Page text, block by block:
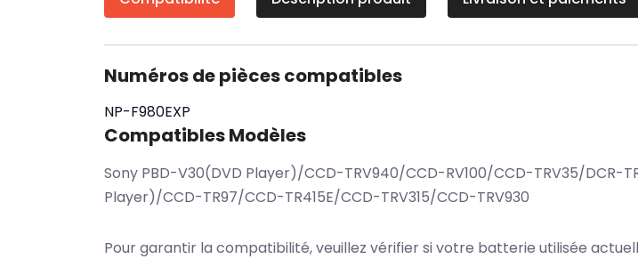
Numéros de pièces compatibles
NP-F980EXP
Compatibles Modèles
Sony PBD-V30(DVD Player)/CCD-TRV940/CCD-RV100/CCD-TRV35/DCR-
Player)/CCD-TR97/CCD-TR415E/CCD-TRV315/CCD-TRV930
Pour garantir la compatibilité, veuillez vérifier si votre batterie utilisée